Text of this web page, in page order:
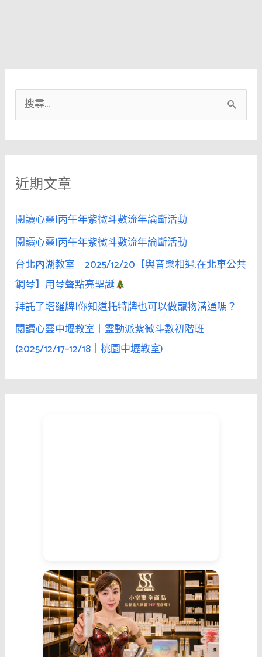
尋
關
字
近期文章
閱讀心靈|丙午年紫微斗數流年論斷活動
閱讀心靈|丙午年紫微斗數流年論斷活動
台北內湖教室｜2025/12/20【與音樂相遇.在北車公共
鋼琴】用琴聲點亮聖誕
拜託了塔羅牌|你知道托特牌也可以做寵物溝通嗎？
閱讀心靈中壢教室｜靈動派紫微斗數初階班
(2025/12/17–12/18｜桃園中壢教室)